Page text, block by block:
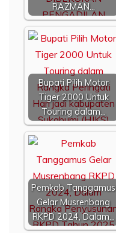
RAZMAN…
Bupati Pilih Motor
Tiger 2000 Untuk
Touring dalam…
Pemkab Tanggamus
Gelar Musrenbang
RKPD 2024, Dalam…